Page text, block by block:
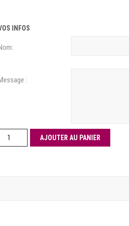
INFOS
:
AJOUTER AU PANIER